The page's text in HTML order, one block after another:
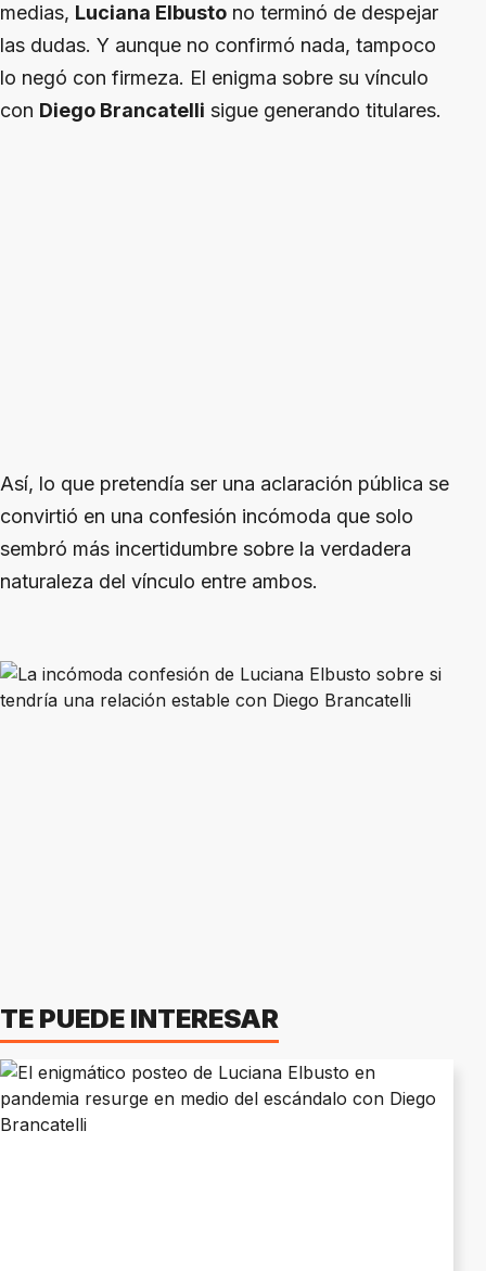
medias, Luciana Elbusto no terminó de despejar
las dudas. Y aunque no confirmó nada, tampoco
lo negó con firmeza. El enigma sobre su vínculo
con Diego Brancatelli sigue generando titulares.
Así, lo que pretendía ser una aclaración pública se
convirtió en una confesión incómoda que solo
sembró más incertidumbre sobre la verdadera
naturaleza del vínculo entre ambos.
TE PUEDE INTERESAR